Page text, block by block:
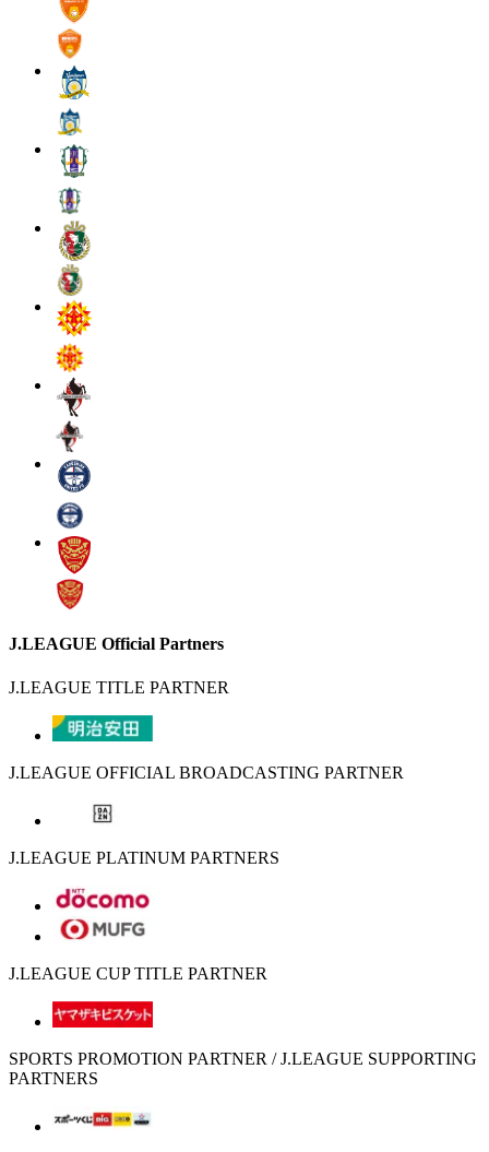
J.LEAGUE Official Partners
J.LEAGUE TITLE PARTNER
J.LEAGUE OFFICIAL BROADCASTING PARTNER
J.LEAGUE PLATINUM PARTNERS
J.LEAGUE CUP TITLE PARTNER
SPORTS PROMOTION PARTNER / J.LEAGUE SUPPORTING
PARTNERS